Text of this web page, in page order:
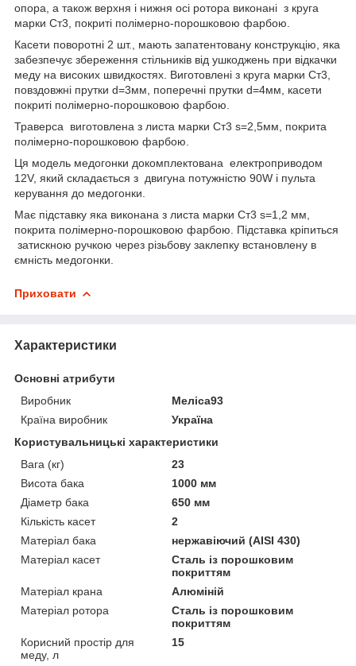
опора, а також верхня і нижня осі ротора виконані з круга
марки Ст3, покриті полімерно-порошковою фарбою.
Касети поворотні 2 шт., мають запатентовану конструкцію, яка
забезпечує збереження стільників від ушкоджень при відкачки
меду на високих швидкостях. Виготовлені з круга марки Ст3,
повздовжні прутки d=3мм, поперечні прутки d=4мм, касети
покриті полімерно-порошковою фарбою.
Траверса виготовлена з листа марки Ст3 s=2,5мм, покрита
полімерно-порошковою фарбою.
Ця модель медогонки докомплектована електроприводом
12V, який складається з двигуна потужністю 90W і пульта
керування до медогонки.
Має підставку яка виконана з листа марки Ст3 s=1,2 мм,
покрита полімерно-порошковою фарбою. Підставка кріпиться
затискною ручкою через різьбову заклепку встановлену в
ємність медогонки.
Приховати
Характеристики
Основні атрибути
Виробник
Меліса93
Країна виробник
Україна
Користувальницькі характеристики
Вага (кг)
23
Висота бака
1000 мм
Діаметр бака
650 мм
Кількість касет
2
Матеріал бака
нержавіючий (AISI 430)
Матеріал касет
Сталь із порошковим
покриттям
Матеріал крана
Алюміній
Матеріал ротора
Сталь із порошковим
покриттям
Корисний простір для
меду, л
15